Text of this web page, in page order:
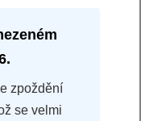
zpoždění
se velmi